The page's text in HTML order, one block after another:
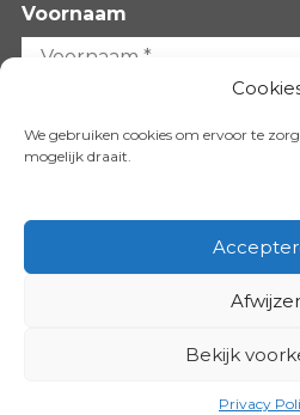
We gebruiken cookies om ervoor te
mogelijk draait.
Bekijk
Privacy
Voornaam
VOLG ONS